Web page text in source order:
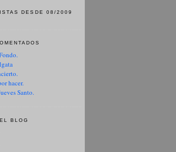
DESDE 08/2009
hacer.
Santo.
BLOG